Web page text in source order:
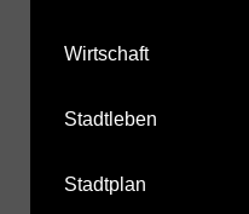
Wirtschaft
Stadtleben
Stadtplan